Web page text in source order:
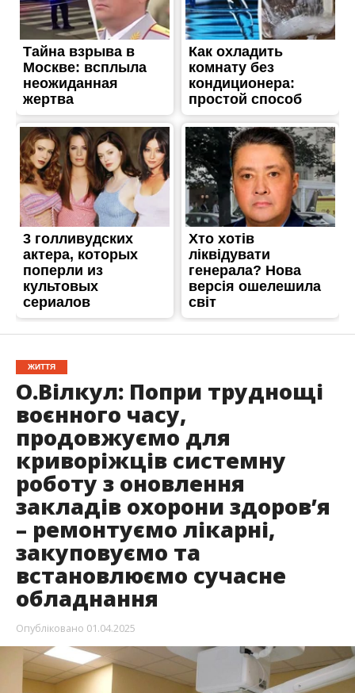
ЖИТТЯ
О.Вілкул: Попри труднощі
воєнного часу,
продовжуємо для
криворіжців системну
роботу з оновлення
закладів охорони здоров’я
– ремонтуємо лікарні,
закуповуємо та
встановлюємо сучасне
обладнання
Опубліковано 01.04.2025